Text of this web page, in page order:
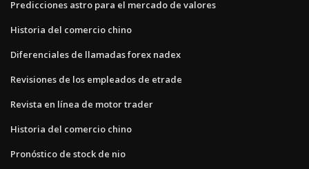
Predicciones astro para el mercado de valores
Historia del comercio chino
Diferenciales de llamadas forex nadex
Revisiones de los empleados de etrade
Revista en línea de motor trader
Historia del comercio chino
Pronóstico de stock de nio